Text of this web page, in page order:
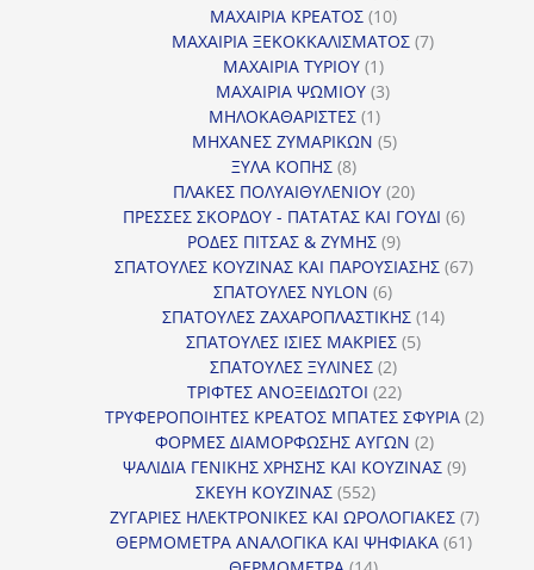
προϊόντα
ΜΑΧΑΙΡΙΑ ΚΡΕΑΤΟΣ 1010
προϊόντα
ΜΑΧΑΙΡΙΑ ΞΕΚΟΚΚΑΛΙΣΜΑΤΟΣ 77
ΜΑΧΑΙΡΙΑ ΤΥΡΙΟΥ 11
προϊόν
ΜΑΧΑΙΡΙΑ ΨΩΜΙΟΥ 33
ΜΗΛΟΚΑΘΑΡΙΣΤΕΣ 11
προϊόν
ΜΗΧΑΝΕΣ ΖΥΜΑΡΙΚΩΝ 55
ΞΥΛΑ ΚΟΠΗΣ 88
προϊόντα
ΠΛΑΚΕΣ ΠΟΛΥΑΙΘΥΛΕΝΙΟΥ 2020
προϊόντα
ΠΡΕΣΣΕΣ ΣΚΟΡΔΟΥ - ΠΑΤΑΤΑΣ ΚΑΙ ΓΟΥΔΙ 66
ΡΟΔΕΣ ΠΙΤΣΑΣ & ΖΥΜΗΣ 99
προϊόντα
ΣΠΑΤΟΥΛΕΣ ΚΟΥΖΙΝΑΣ ΚΑΙ ΠΑΡΟΥΣΙΑΣΗΣ 6767
ΣΠΑΤΟΥΛΕΣ NYLON 66
προϊόντα
ΣΠΑΤΟΥΛΕΣ ΖΑΧΑΡΟΠΛΑΣΤΙΚΗΣ 1414
ΣΠΑΤΟΥΛΕΣ ΙΣΙΕΣ ΜΑΚΡΙΕΣ 55
ΣΠΑΤΟΥΛΕΣ ΞΥΛΙΝΕΣ 22
προϊόντα
ΤΡΙΦΤΕΣ ΑΝΟΞΕΙΔΩΤΟΙ 2222
προϊόντα
ΤΡΥΦΕΡΟΠΟΙΗΤΕΣ ΚΡΕΑΤΟΣ ΜΠΑΤΕΣ ΣΦΥΡΙΑ 22
ΦΟΡΜΕΣ ΔΙΑΜΟΡΦΩΣΗΣ ΑΥΓΩΝ 22
προϊόντα
ΨΑΛΙΔΙΑ ΓΕΝΙΚΗΣ ΧΡΗΣΗΣ ΚΑΙ ΚΟΥΖΙΝΑΣ 99
ΣΚΕΥΗ ΚΟΥΖΙΝΑΣ 552552
προϊόντα
ΖΥΓΑΡΙΕΣ ΗΛΕΚΤΡΟΝΙΚΕΣ ΚΑΙ ΩΡΟΛΟΓΙΑΚΕΣ 77
ΘΕΡΜΟΜΕΤΡΑ ΑΝΑΛΟΓΙΚΑ ΚΑΙ ΨΗΦΙΑΚΑ 6161
14